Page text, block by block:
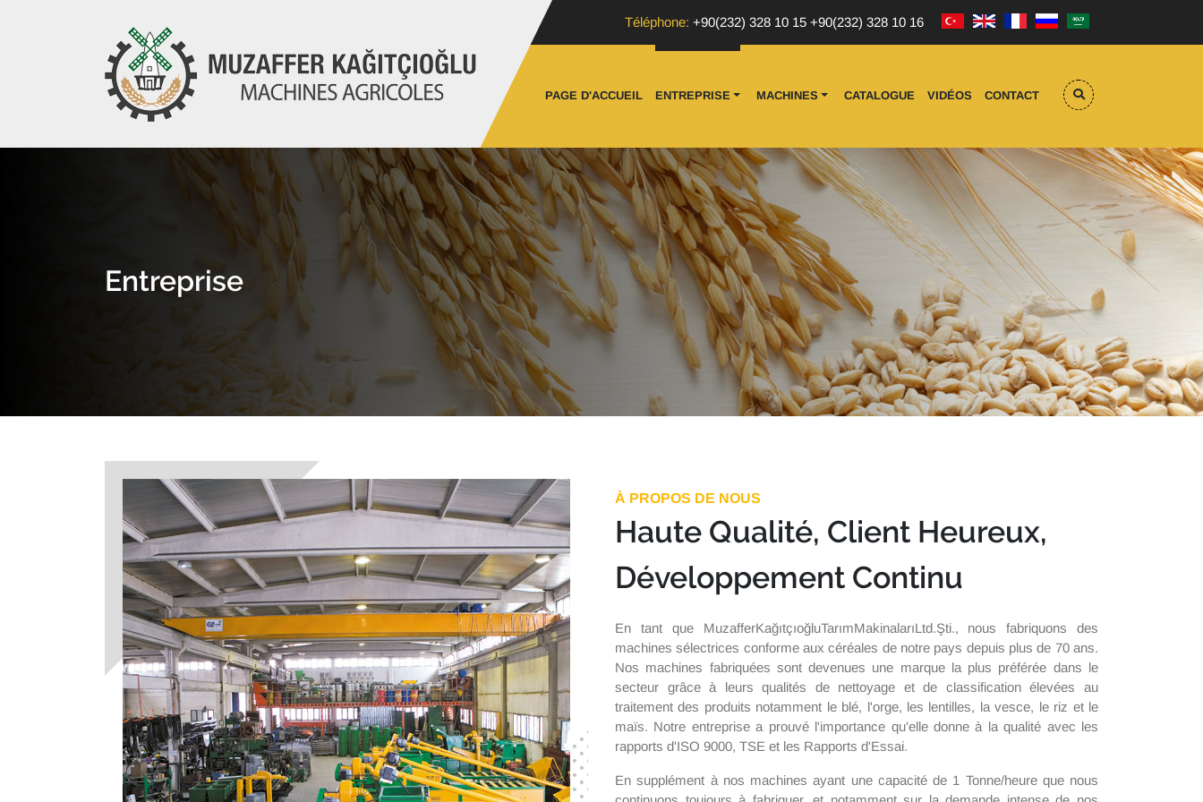
Téléphone: +90(232) 328 10 15 +90(232) 328 10 16
PAGE D'ACCUEIL ENTREPRISE MACHINES CATALOGUE VIDÉOS CONTACT
Entreprise
À PROPOS DE NOUS
Haute Qualité, Client Heureux,
Développement Continu
En tant que MuzafferKağıtçıoğluTarımMakinalarıLtd.Şti., nous fabriquons des
machines sélectrices conforme aux céréales de notre pays depuis plus de 70 ans.
Nos machines fabriquées sont devenues une marque la plus préférée dans le
secteur grâce à leurs qualités de nettoyage et de classification élevées au
traitement des produits notamment le blé, l'orge, les lentilles, la vesce, le riz et le
maïs. Notre entreprise a prouvé l'importance qu'elle donne à la qualité avec les
rapports d'ISO 9000, TSE et les Rapports d'Essai.
En supplément à nos machines ayant une capacité de 1 Tonne/heure que nous